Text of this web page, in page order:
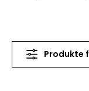
Produkte